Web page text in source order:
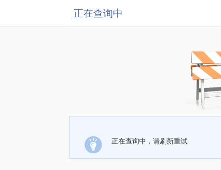
正在查询中
正在查询中，请刷新重试